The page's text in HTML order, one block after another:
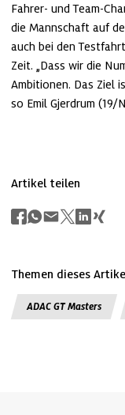
Fahrer- und Team-
die Mannschaft auf
auch bei den
Zeit. „Dass wir die
Ambitionen. Das Ziel
so Emil Gjerdrum (19/
Artikel teilen
Themen dieses
ADAC GT Masters